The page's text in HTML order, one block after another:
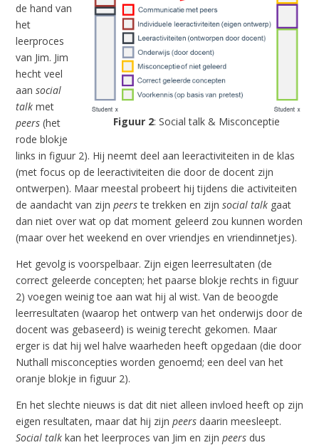
Figuur 2: Social talk & Misconceptie
de hand van
het
leerproces
van Jim. Jim
hecht veel
aan social
talkmet
peers(het
rode blokje
links in figuur 2). Hij neemt deel aan leeractiviteiten in de klas
(met focus op de leeractiviteiten die door de docent zijn
ontwerpen). Maar meestal probeert hij tijdens die activiteiten
de aandacht van zijn peerste trekken en zijn social talkgaat
dan niet over wat op dat moment geleerd zou kunnen worden
(maar over het weekend en over vriendjes en vriendinnetjes).
Het gevolg is voorspelbaar. Zijn eigen leerresultaten (de
correct geleerde concepten; het paarse blokje rechts in figuur
2) voegen weinig toe aan wat hij al wist. Van de beoogde
leerresultaten (waarop het ontwerp van het onderwijs door de
docent was gebaseerd) is weinig terecht gekomen. Maar
erger is dat hij wel halve waarheden heeft opgedaan (die door
Nuthall misconcepties worden genoemd; een deel van het
oranje blokje in figuur 2).
En het slechte nieuws is dat dit niet alleen invloed heeft op zijn
eigen resultaten, maar dat hij zijn peersdaarin meesleept.
Social talkkan het leerproces van Jim en zijn peersdus